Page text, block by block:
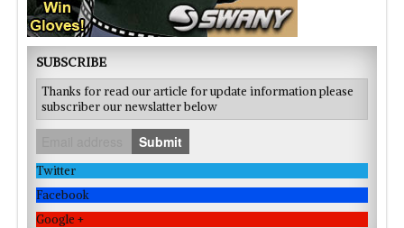
SUBSCRIBE
Thanks for read our article for update information please
subscriber our newslatter below
Submit
Twitter
Facebook
Google +